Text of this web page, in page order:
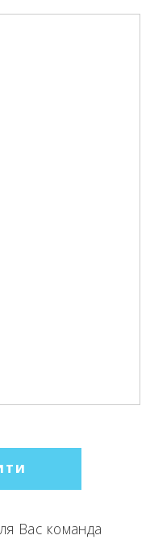
Вас команда